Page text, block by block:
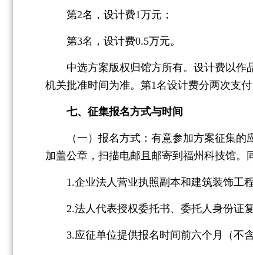
第2名，设计费1万元；
第3名，设计费0.5万元。
中选方案版权归馆方所有。设计费以作品
机关批准时间为准。第1名设计费分两次支
七、征集报名方式与时间
（一）报名方式：有意参加方案征集的应
加盖公章，扫描电邮且邮寄到福州科技馆。
1.企业法人营业执照副本和建筑装饰工程
2.法人代表授权委托书、委托人身份证复
3.应征单位提供报名时间前六个月（不含